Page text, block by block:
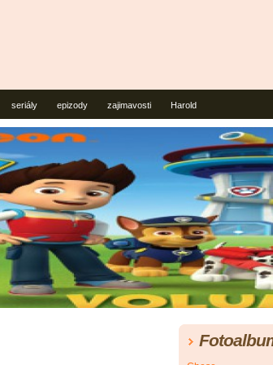
seriály epizody zajimavosti Harold